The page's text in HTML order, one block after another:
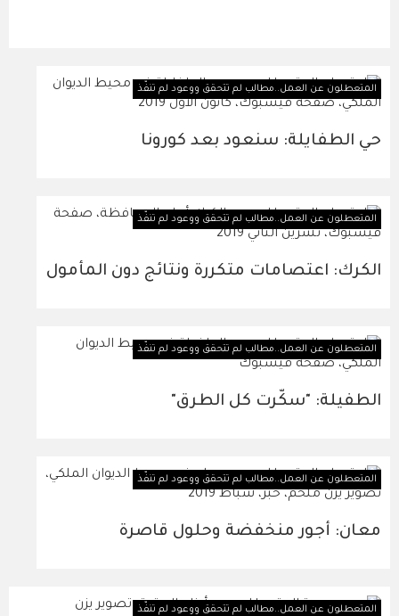
المتعطلون عن العمل..مطالب لم تتحقق ووعود لم تنفّذ
حي الطفايلة: سنعود بعد كورونا
المتعطلون عن العمل..مطالب لم تتحقق ووعود لم تنفّذ
الكرك: اعتصامات متكررة ونتائج دون المأمول
المتعطلون عن العمل..مطالب لم تتحقق ووعود لم تنفّذ
الطفيلة: "سكّرت كل الطرق"
المتعطلون عن العمل..مطالب لم تتحقق ووعود لم تنفّذ
معان: أجور منخفضة وحلول قاصرة
المتعطلون عن العمل..مطالب لم تتحقق ووعود لم تنفّذ